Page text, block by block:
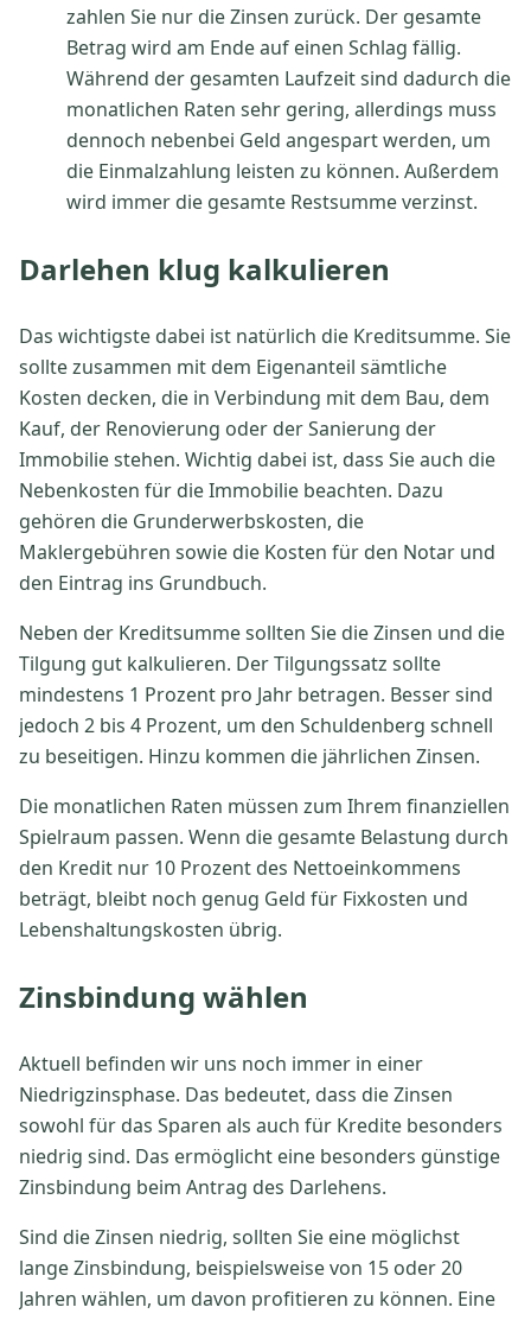
zahlen Sie nur die Zinsen zurück. Der gesamte
Betrag wird am Ende auf einen Schlag fällig.
Während der gesamten Laufzeit sind dadurch die
monatlichen Raten sehr gering, allerdings muss
dennoch nebenbei Geld angespart werden, um
die Einmalzahlung leisten zu können. Außerdem
wird immer die gesamte Restsumme verzinst.
Darlehen klug kalkulieren
Das wichtigste dabei ist natürlich die Kreditsumme. Sie
sollte zusammen mit dem Eigenanteil sämtliche
Kosten decken, die in Verbindung mit dem Bau, dem
Kauf, der Renovierung oder der Sanierung der
Immobilie stehen. Wichtig dabei ist, dass Sie auch die
Nebenkosten für die Immobilie beachten. Dazu
gehören die Grunderwerbskosten, die
Maklergebühren sowie die Kosten für den Notar und
den Eintrag ins Grundbuch.
Neben der Kreditsumme sollten Sie die Zinsen und die
Tilgung gut kalkulieren. Der Tilgungssatz sollte
mindestens 1 Prozent pro Jahr betragen. Besser sind
jedoch 2 bis 4 Prozent, um den Schuldenberg schnell
zu beseitigen. Hinzu kommen die jährlichen Zinsen.
Die monatlichen Raten müssen zum Ihrem finanziellen
Spielraum passen. Wenn die gesamte Belastung durch
den Kredit nur 10 Prozent des Nettoeinkommens
beträgt, bleibt noch genug Geld für Fixkosten und
Lebenshaltungskosten übrig.
Zinsbindung wählen
Aktuell befinden wir uns noch immer in einer
Niedrigzinsphase. Das bedeutet, dass die Zinsen
sowohl für das Sparen als auch für Kredite besonders
niedrig sind. Das ermöglicht eine besonders günstige
Zinsbindung beim Antrag des Darlehens.
Sind die Zinsen niedrig, sollten Sie eine möglichst
lange Zinsbindung, beispielsweise von 15 oder 20
Jahren wählen, um davon profitieren zu können. Eine